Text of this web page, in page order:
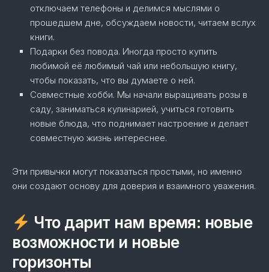
отключаем телефоны и делимся мыслями о
прошедшем дне, обсуждаем новости, читаем вслух
книги.
Подарки без повода. Иногда просто купить
любимой её любимый чай или небольшую книгу,
чтобы показать, что вы думаете о ней.
Совместные хобби. Мы начали выращивать розы в
саду, заниматься кулинарией, учиться готовить
новые блюда, что поднимает настроение и делает
совместную жизнь интереснее.
Эти привычки могут показаться простыми, но именно
они создают основу для доверия и взаимного уважения.
Что дарит нам время: новые
возможности и новые
горизонты